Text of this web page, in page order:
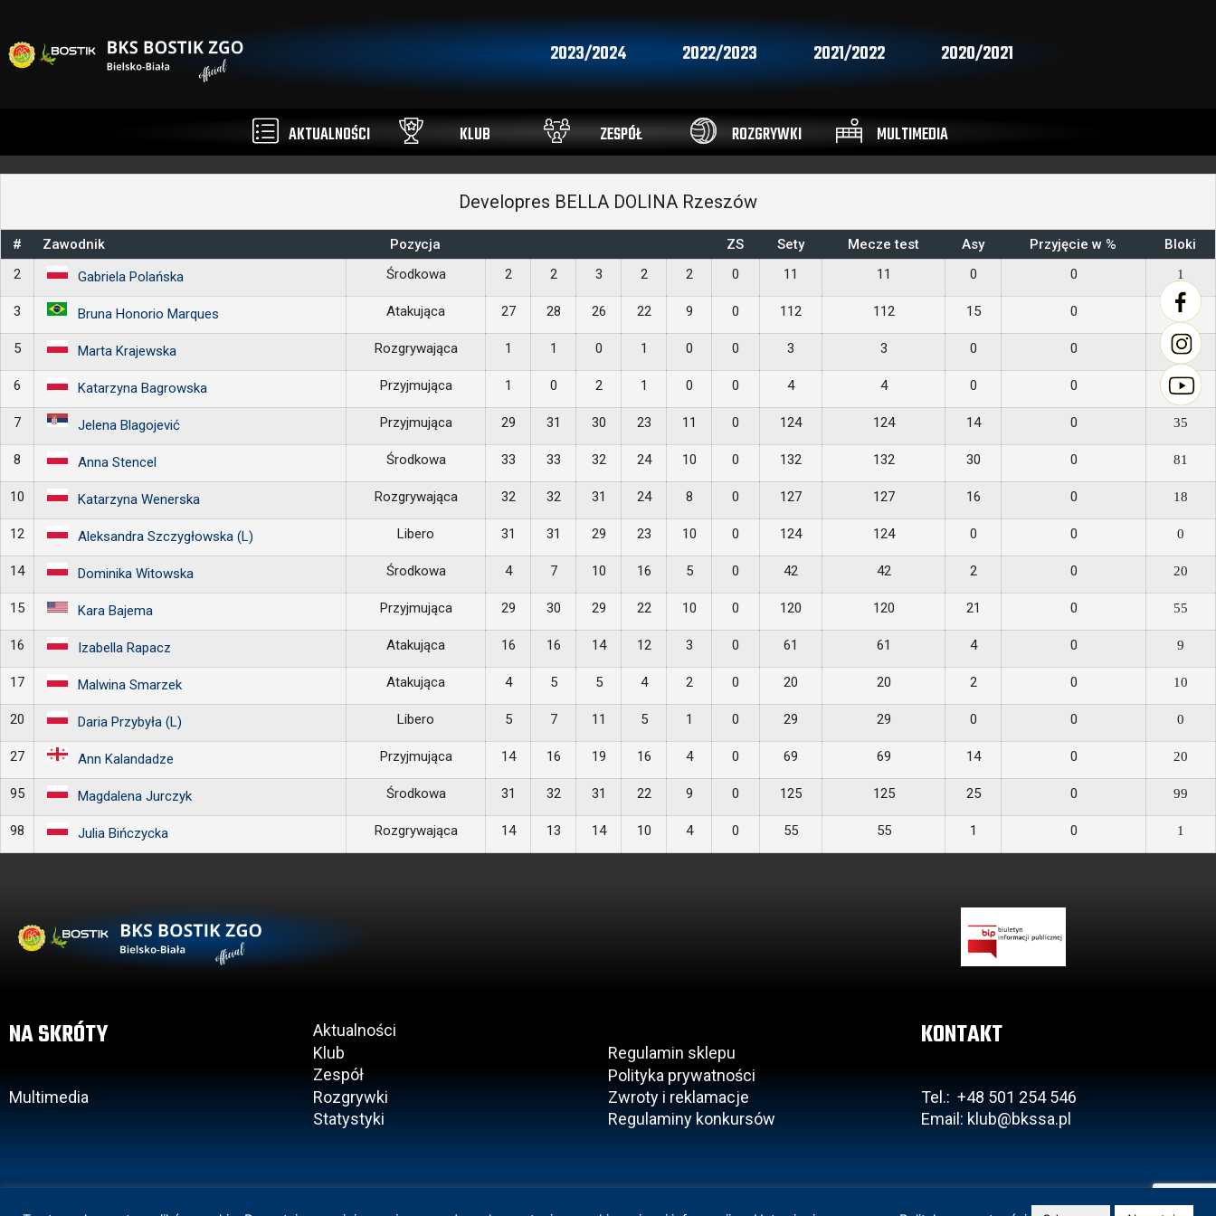
2023/2024 2022/2023 2021/2022 2020/2021
AKTUALNOŚCI KLUB ZESPÓŁ ROZGRYWKI MULTIMEDIA
Developres BELLA DOLINA Rzeszów
# Zawodnik Pozycja ZS Sety Mecze test Asy Przyjęcie w %
Bloki
2
Gabriela Polańska Środkowa 2 2 3 2 2 0 11 11 0 0 1
3 Bruna Honorio Marques Atakująca 27 28 26 22 9 0 112 112 15 0 47
5 Marta Krajewska Rozgrywająca 1 1 0 1 0 0 3 3 0 0 0
6 Katarzyna Bagrowska Przyjmująca 1 0 2 1 0 0 4 4 0 0 0
7 Jelena Blagojević Przyjmująca 29 31 30 23 11 0 124 124 14 0 35
8 Anna Stencel Środkowa 33 33 32 24 10 0 132 132 30 0 81
10 Katarzyna Wenerska Rozgrywająca 32 32 31 24 8 0 127 127 16 0 18
12 Aleksandra Szczygłowska (L) Libero 31 31 29 23 10 0 124 124 0 0 0
14 Dominika Witowska Środkowa 4 7 10 16 5 0 42 42 2 0 20
15 Kara Bajema Przyjmująca 29 30 29 22 10 0 120 120 21 0 55
16 Izabella Rapacz Atakująca 16 16 14 12 3 0 61 61 4 0 9
17 Malwina Smarzek Atakująca 4 5 5 4 2 0 20 20 2 0 10
20 Daria Przybyła (L) Libero 5 7 11 5 1 0 29 29 0 0 0
27 Ann Kalandadze Przyjmująca 14 16 19 16 4 0 69 69 14 0 20
95 Magdalena Jurczyk Środkowa 31 32 31 22 9 0 125 125 25 0 99
98 Julia Bińczycka Rozgrywająca 14 13 14 10 4 0 55 55 1 0 1
NA SKRÓTY
Multimedia
Aktualności
Klub
Zespół
Rozgrywki
Statystyki
Regulamin sklepu
Polityka prywatności
Zwroty i reklamacje
Regulaminy konkursów
KONTAKT
Tel.: +48 501 254 546
Email: klub@bkssa.pl
Projekt i realizacja:www.wertui.pl